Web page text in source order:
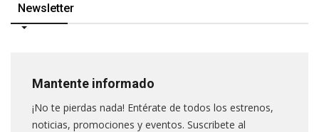
Newsletter
Mantente informado
¡No te pierdas nada! Entérate de todos los estrenos,
noticias, promociones y eventos. Suscribete al